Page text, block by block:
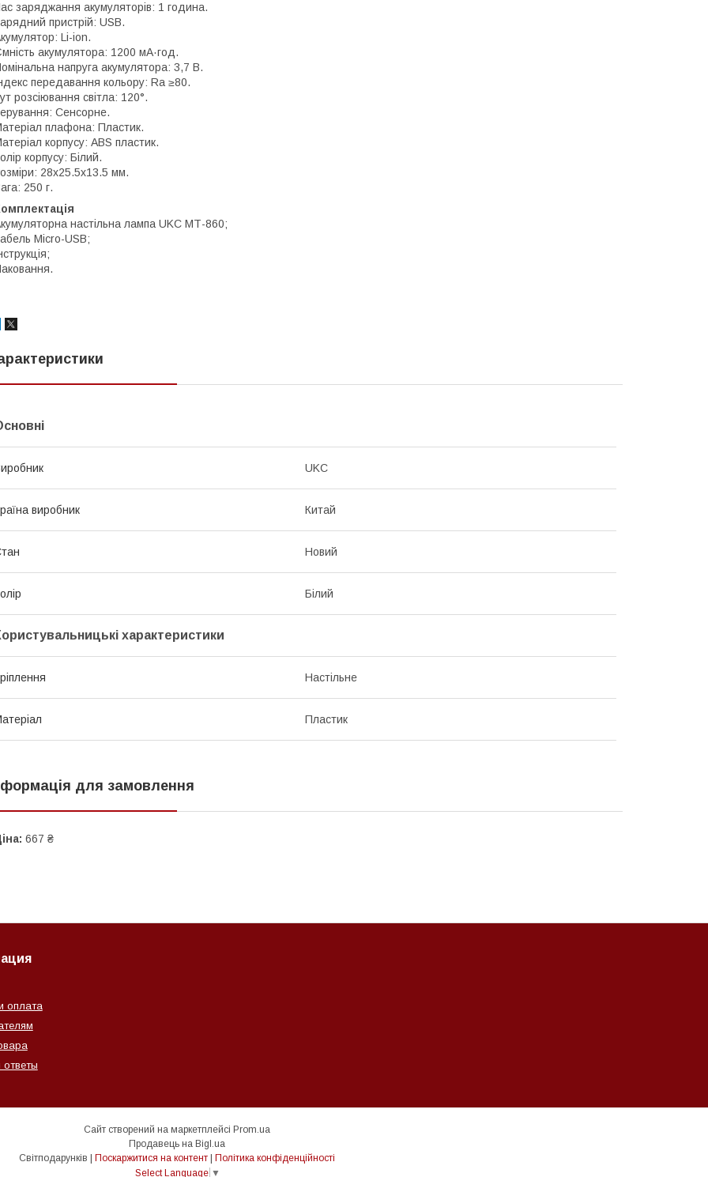
заряджання акумуляторів: 1 година.
пристрій: USB.
Li-ion.
акумулятора: 1200 мА·год.
напруга акумулятора: 3,7 В.
передавання кольору: Ra ≥80.
розсіювання світла: 120°.
Сенсорне.
плафона: Пластик.
корпусу: ABS пластик.
корпусу: Білий.
28х25.5х13.5 мм.
250 г.
настільна лампа UKC МТ-860;
Micro-USB;
UKC
виробник Китай
Новий
Білий
характеристики
Настільне
Пластик
для замовлення
667 ₴
оплата
Сайт створений на маркетплейсі Prom.ua
Продавець на Bigl.ua
Поскаржитися на контент
Політика конфіденційності
Select Language ▼